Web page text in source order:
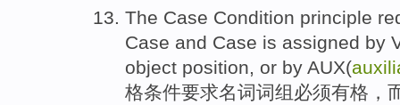
The Case Condition principle
Case and Case is assigned by
object position or by AUX(
格条件要求名词词组必须有格，